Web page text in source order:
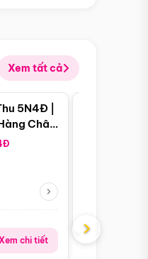
Xem tất cả
nổi bật
5N4Đ |
Châu
chi tiết
›